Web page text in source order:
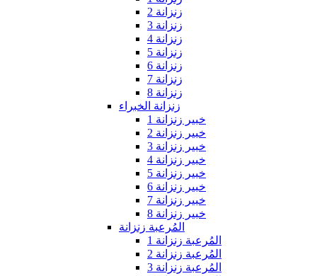
زنزانة 2
زنزانة 3
زنزانة 4
زنزانة 5
زنزانة 6
زنزانة 7
زنزانة 8
زنزانة الخبراء
خبير زنزانة 1
خبير زنزانة 2
خبير زنزانة 3
خبير زنزانة 4
خبير زنزانة 5
خبير زنزانة 6
خبير زنزانة 7
خبير زنزانة 8
المُرعبة زنزانة
المُرعبة زنزانة 1
المُرعبة زنزانة 2
المُرعبة زنزانة 3